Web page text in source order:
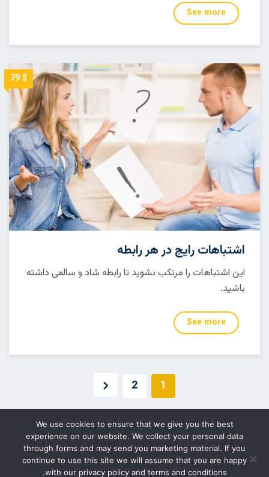
See more
$ 79
اشتباهات رایج در هر رابطه
این اشتباهات را مرتکب نشوید تا رابطه شاد و سالمی داشته
باشید.
See more
صفحه‌بندی
نوشته‌ها
1
2
Copyright@ Familyschool - 2023
We use cookies to ensure that we give you the best
experience on our website. We collect your personal data
through forms and may send you marketing material. If you
continue to use this site we will assume that you are happy
with our privacy policy and terms and conditions.